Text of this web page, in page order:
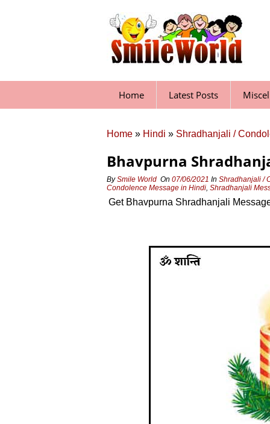
Home Latest Posts
Home » Hindi » Shradhanjali /
Bhavpurna
BySmile World On 07/06/2021 In Shradhanjali /
Condolence Message in Hindi, Shradhanjali
Get Bhavpurna Shradhanjali